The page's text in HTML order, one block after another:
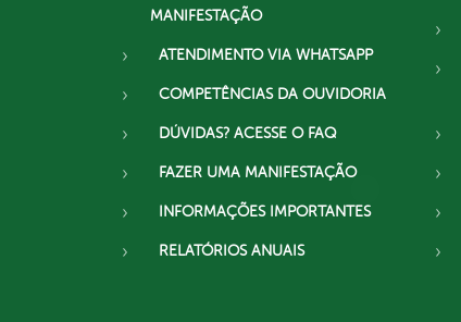
MANIFESTAÇÃO
ATENDIMENTO VIA WHATSAPP
COMPETÊNCIAS DA OUVIDORIA
DÚVIDAS? ACESSE O FAQ
FAZER UMA MANIFESTAÇÃO
INFORMAÇÕES IMPORTANTES
RELATÓRIOS ANUAIS